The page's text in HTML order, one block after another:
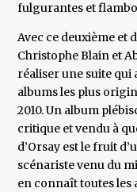
fulgurantes et
Avec ce deuxième et
Christophe Blain et
réaliser une suite qui
albums les plus
2010. Un album
critique et vendu à
d’Orsay est le fruit
scénariste venu du
en connaît toutes les